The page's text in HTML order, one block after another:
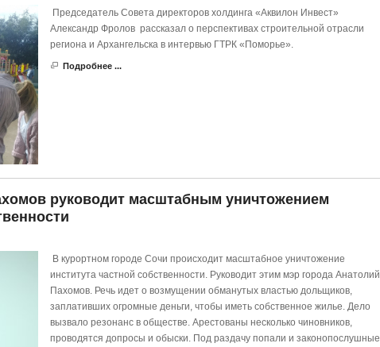
Председатель Совета директоров холдинга «Аквилон Инвест»
Александр Фролов рассказал о перспективах строительной отрасли
региона и Архангельска в интервью ГТРК «Поморье».
Подробнее ...
руководит масштабным уничтожением
В курортном городе Сочи происходит масштабное уничтожение
института частной собственности. Руководит этим мэр города Анатолий
Пахомов. Речь идет о возмущении обманутых властью дольщиков,
заплативших огромные деньги, чтобы иметь собственное жилье. Дело
вызвало резонанс в обществе. Арестованы несколько чиновников,
проводятся допросы и обыски. Под раздачу попали и законопослушные